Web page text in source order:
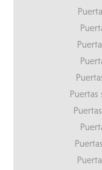
Puertas